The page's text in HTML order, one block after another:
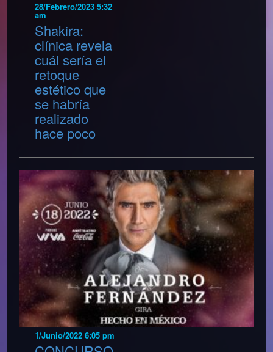
28/Febrero/2023 5:32
am
Shakira:
clínica revela
cuál sería el
retoque
estético que
se habría
realizado
hace poco
1/Junio/2022 6:05 pm